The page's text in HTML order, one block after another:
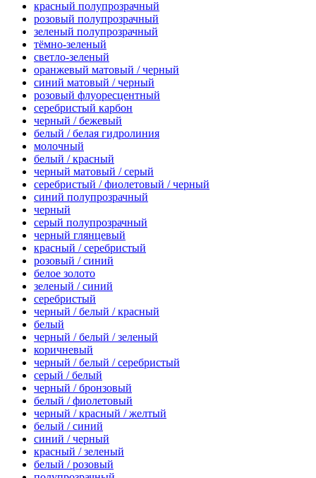
красный полупрозрачный
розовый полупрозрачный
зеленый полупрозрачный
тёмно-зеленый
светло-зеленый
оранжевый матовый / черный
синий матовый / черный
розовый флуоресцентный
серебристый карбон
черный / бежевый
белый / белая гидролиния
молочный
белый / красный
черный матовый / серый
серебристый / фиолетовый / черный
синий полупрозрачный
черный
серый полупрозрачный
черный глянцевый
красный / серебристый
розовый / синий
белое золото
зеленый / синий
серебристый
черный / белый / красный
белый
черный / белый / зеленый
коричневый
черный / белый / серебристый
серый / белый
черный / бронзовый
белый / фиолетовый
черный / красный / желтый
белый / синий
синий / черный
красный / зеленый
белый / розовый